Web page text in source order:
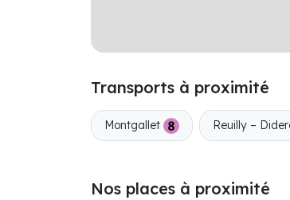
Transports à proximité
Montgallet Reuilly –
Nos places à proximité